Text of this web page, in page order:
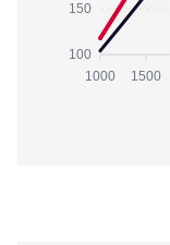
150
100
1000 1500